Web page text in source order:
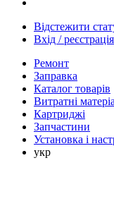
Відстежити
Вхід / реєстрація
Ремонт
Заправка
Каталог товарів
Витратні
Картриджі
Запчастини
Установка і
укр